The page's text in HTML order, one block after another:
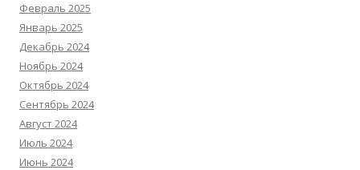
Февраль 2025
Январь 2025
Декабрь 2024
Ноябрь 2024
Октябрь 2024
Сентябрь 2024
Август 2024
Июль 2024
Июнь 2024